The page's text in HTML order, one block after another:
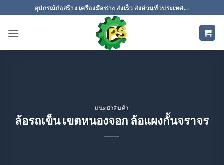
ไป
อุปกรณ์ก่อสร้าง เครื่องมือช่าง ส่งเร็ว ส่งด่วนทั่วประเทศ...
แนะนำสินค้า
ล้อรถเข็น เขตหนองจอก ล้อแผงกั้นจราจร